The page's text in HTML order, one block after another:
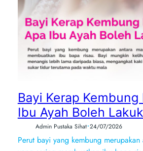
Bayi Kerap
Ibu Ayah Boleh
Admin Pustaka Sihat•24/07/2026
Perut bayi yang kembung merupakan